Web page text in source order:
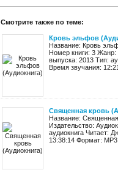
Смотрите также по теме:
Кровь эльфов
Название: Кровь
Номер книги: 3 Жанр:
выпуска: 2013 Тип:
Время звучания:
Священная кровь
Название:
Издательство:
аудиокнига Читает:
13:38:14 Формат: